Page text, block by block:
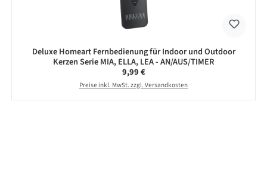
Deluxe Homeart Fernbedienung für Indoor und Outdoor
Kerzen Serie MIA, ELLA, LEA - AN/AUS/TIMER
Regulärer Preis:
9,99 €
Preise inkl. MwSt. zzgl. Versandkosten